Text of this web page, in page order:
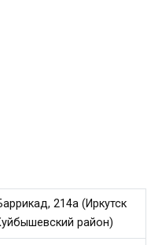
214а (Иркутск
район)